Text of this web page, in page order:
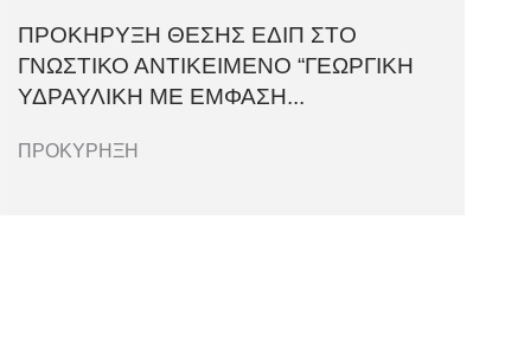
ΠΡΟΚΗΡΥΞΗ ΘΕΣΗΣ ΕΔΙΠ ΣΤΟ
ΓΝΩΣΤΙΚΟ ΑΝΤΙΚΕΙΜΕΝΟ “ΓΕΩΡΓΙΚΗ
ΥΔΡΑΥΛΙΚΗ ΜΕ ΕΜΦΑΣΗ...
ΠΡΟΚΥΡΗΞΗ